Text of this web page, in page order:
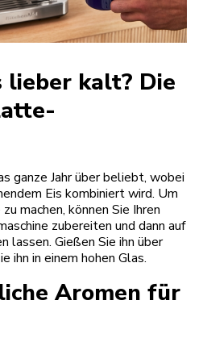
lieber kalt? Die
ganze Jahr über beliebt, wobei
Eis kombiniert wird. Um
machen, können Sie Ihren
zubereiten und dann auf
lassen. Gießen Sie ihn über
ihn in einem hohen Glas.
Aromen für